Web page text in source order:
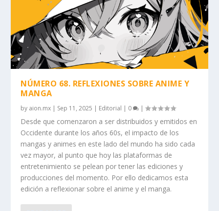
NÚMERO 68. REFLEXIONES SOBRE ANIME Y
MANGA
by aion.mx | Sep 11, 2025 | Editorial | 0 |
Desde que comenzaron a ser distribuidos y emitidos en
Occidente durante los años 60s, el impacto de los
mangas y animes en este lado del mundo ha sido cada
vez mayor, al punto que hoy las plataformas de
entretenimiento se pelean por tener las ediciones y
producciones del momento. Por ello dedicamos esta
edición a reflexionar sobre el anime y el manga.